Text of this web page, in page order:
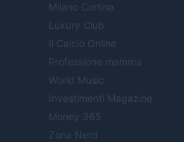
Milano Cortina
Luxury Club
Il Calcio Online
Professione mamma
World Music
Investimenti Magazine
Money 365
Zona Nerd